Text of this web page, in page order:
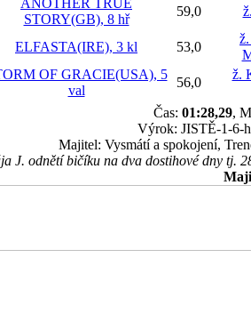
ANOTHER TRUE
STORY(GB), 8 hř
59,0
ELFASTA(IRE), 3 kl 53,0
OF GRACIE(USA), 5
val
56,0
ž.
Čas: 01:28,29,
Výrok: JISTĚ-1-6-
Majitel: Vysmátí a spokojení,
J. odnětí bičíku na dva dostihové dny tj.